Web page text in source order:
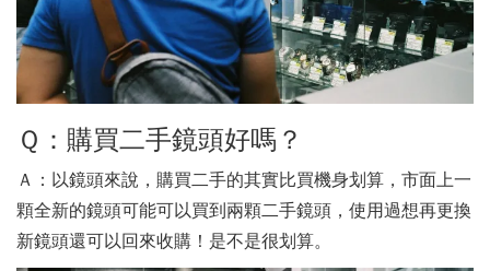
Ｑ：購買二手鏡頭好嗎？
Ａ：以鏡頭來說，購買二手的其實比買機身划算，市面上一
顆全新的鏡頭可能可以買到兩顆二手鏡頭，使用過想再更換
新鏡頭還可以回來收購！是不是很划算。